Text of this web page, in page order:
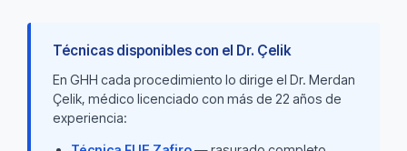
Técnicas disponibles con el Dr. Çelik
En GHH cada procedimiento lo dirige el Dr. Merdan
Çelik, médico licenciado con más de 22 años de
experiencia: